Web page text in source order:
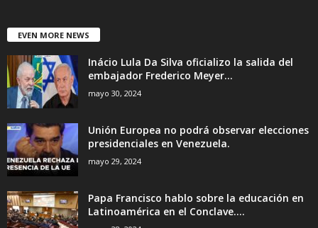
EVEN MORE NEWS
Inácio Lula Da Silva oficializo la salida del
embajador Frederico Meyer...
mayo 30, 2024
Unión Europea no podrá observar elecciones
presidenciales en Venezuela.
mayo 29, 2024
Papa Francisco hablo sobre la educación en
Latinoamérica en el Conclave....